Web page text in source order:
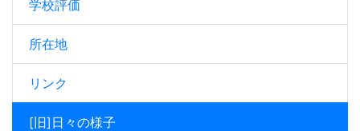
学校評価
所在地
リンク
[旧]日々の様子